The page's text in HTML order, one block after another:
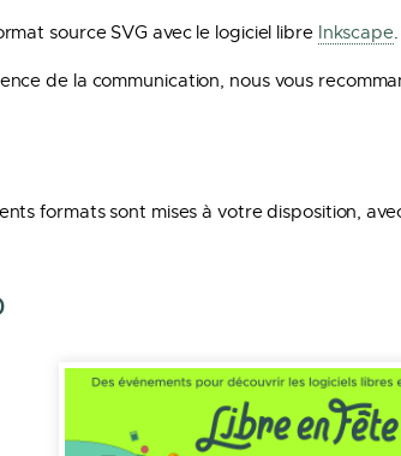
source SVG avec le logiciel libre Inkscape.
de la communication, nous vous
formats sont mises à votre disposition,